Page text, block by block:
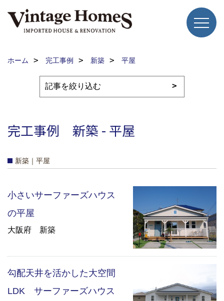
ホーム 完工事例 新築 平屋
完工事例 新築 - 平屋
新築｜平屋
小さいサーファーズハウス
の平屋
大阪府 新築
勾配天井を活かした大空間
LDK サーファーズハウス